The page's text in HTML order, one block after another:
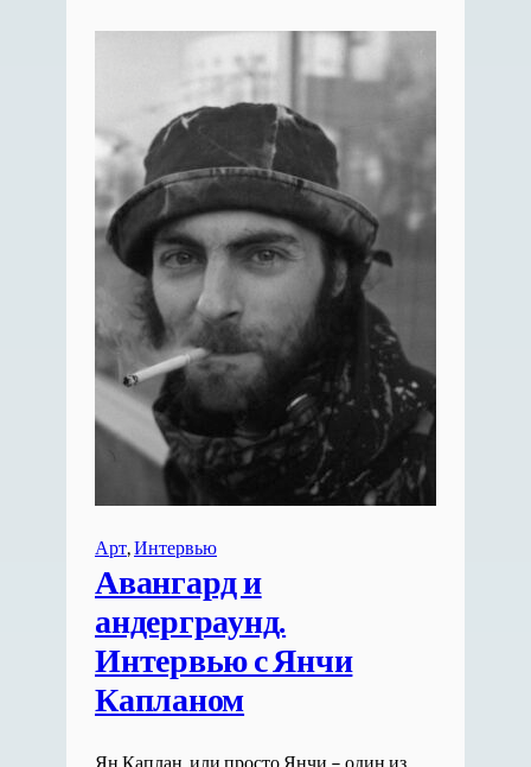
Арт, Интервью
Авангард и
андерграунд.
Интервью с Янчи
Капланом
Ян Каплан, или просто Янчи – один из